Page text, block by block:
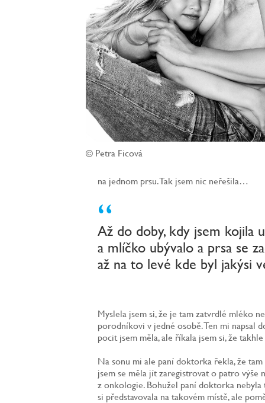
© Petra Ficová
na jednom prsu. Tak jsem nic neřešila…
“
Až do doby, kdy jsem kojila
a mlíčko ubývalo a prsa se
až na to levé kde byl jakýsi
Myslela jsem si, že je tam zatvrdlé mléko
porodníkovi v jedné osobě. Ten mi napsal
pocit jsem měla, ale říkala jsem si, že
Na sonu mi ale paní doktorka řekla, že
jsem se měla jít zaregistrovat o patro
z onkologie. Bohužel paní doktorka
si představovala na takovém místě, ale